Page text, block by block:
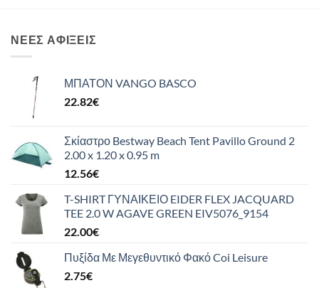
ΝΈΕΣ ΑΦΊΞΕΙΣ
ΜΠΑΤΟΝ VANGO BASCO
22.82€
Σκίαστρο Bestway Beach Tent Pavillo Ground 2
2.00 x 1.20 x 0.95 m
12.56€
T-SHIRT ΓΥΝΑΙΚΕΙΟ EIDER FLEX JACQUARD
TEE 2.0 W AGAVE GREEN EIV5076_9154
22.00€
Πυξίδα Με Μεγεθυντικό Φακό Coi Leisure
2.75€